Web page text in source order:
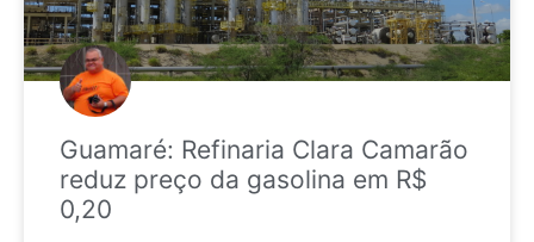
Guamaré: Refinaria Clara Camarão
reduz preço da gasolina em R$
0,20